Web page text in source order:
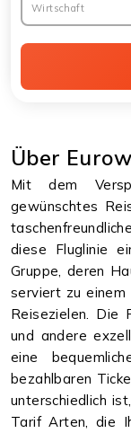
Wirtschaft
Über
Mit dem
gewünschtes
diese Fluglinie
Gruppe, deren
serviert zu einem
Reisezielen. Die
und andere
eine
bezahlbaren
unterschiedlich
Tarif Arten, die